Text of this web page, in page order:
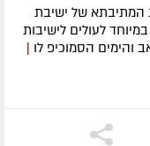
המתיבתא של ישיבת
לעולים לישיבות
הסמוכיפ לו |